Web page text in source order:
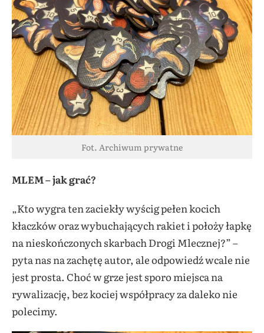
Fot. Archiwum prywatne
MLEM – jak grać?
„Kto wygra ten zaciekły wyścig pełen kocich
kłaczków oraz wybuchających rakiet i położy łapkę
na nieskończonych skarbach Drogi Mlecznej?” –
pyta nas na zachętę autor, ale odpowiedź wcale nie
jest prosta. Choć w grze jest sporo miejsca na
rywalizację, bez kociej współpracy za daleko nie
polecimy.